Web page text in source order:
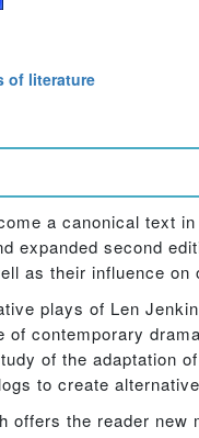
of literature
a canonical text
expanded second
as their influence on
plays of Len
of contemporary
of the adaptation
to create
offers the reader new